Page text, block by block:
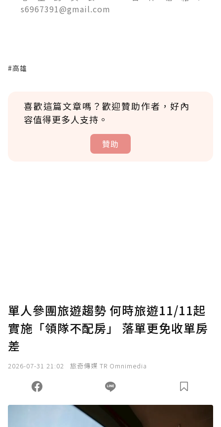
s6967391@gmail.com
#高雄
喜歡這篇文章嗎？歡迎贊助作者，好內
容值得更多人支持。
贊助
確認送出
您當前剩餘 U 利點數：0點；前往 購買點數
單人參團旅遊趨勢 何時旅遊11/11起
實施「領隊不配房」 落單更免收單房
差
2026-07-31 21:02 旅奇傳媒 TR Omnimedia